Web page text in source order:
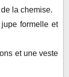
la chemise.
formelle et
et une veste